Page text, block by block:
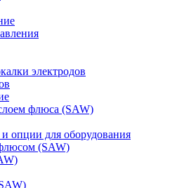
электродов
флюса (SAW)
опции для оборудования
(SAW)